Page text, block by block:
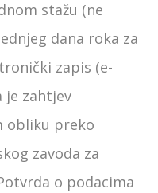
stažu (ne
dana roka za
zapis (e-
je zahtjev
obliku preko
zavoda za
o podacima